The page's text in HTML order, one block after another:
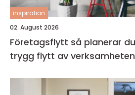
inspiration
02. August 2026
Företagsflytt så planerar du en smidig och
trygg flytt av verksamheten